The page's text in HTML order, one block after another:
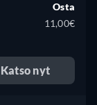
Osta
11,00€
Katso nyt